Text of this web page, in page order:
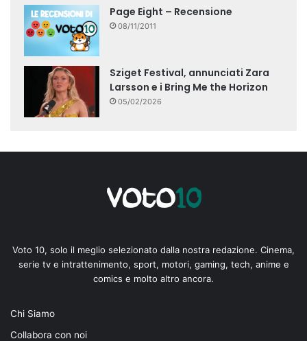
Page Eight – Recensione
08/11/2011
Sziget Festival, annunciati Zara
Larsson e i Bring Me the Horizon
05/02/2026
Voto 10, solo il meglio selezionato dalla nostra redazione. Cinema,
serie tv e intrattenimento, sport, motori, gaming, tech, anime e
comics e molto altro ancora.
Chi Siamo
Collabora con noi